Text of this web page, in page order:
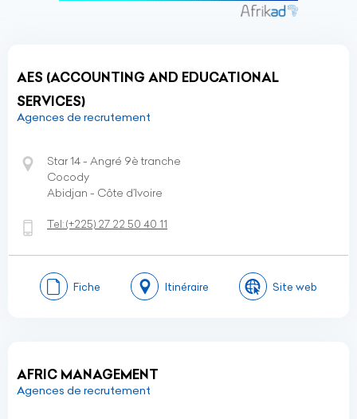
AES (ACCOUNTING AND EDUCATIONAL
SERVICES)
Agences de recrutement
Star 14 - Angré 9è tranche
Cocody
Abidjan - Côte d’Ivoire
Tel:(+225) 27 22 50 40 11
Fiche Itinéraire Site web
AFRIC MANAGEMENT
Agences de recrutement